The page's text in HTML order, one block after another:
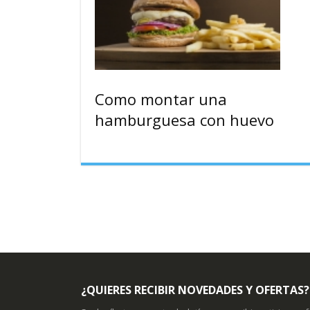
Como montar una
hamburguesa con huevo
¿QUIERES RECIBIR NOVEDADES Y OFERTAS?